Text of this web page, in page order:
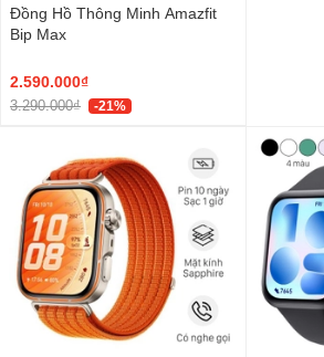
Đồng Hồ Thông Minh Amazfit
Bip Max
2.590.000₫
3.290.000₫ -21%